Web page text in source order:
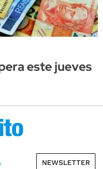
este jueves
NEWSLETTER